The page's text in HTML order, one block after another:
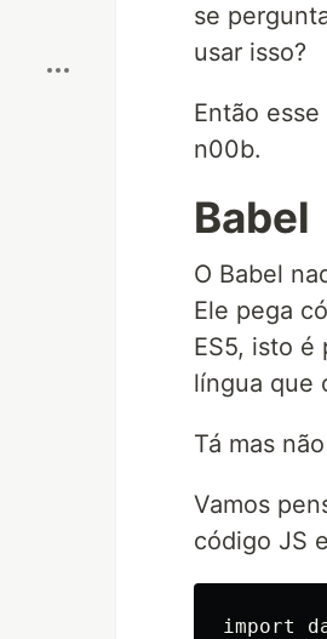
se
usar isso?
Então
n00b.
Babel
O Babel
Ele pega
ES5, isto é
língua que
Tá mas
Vamos
código JS
import